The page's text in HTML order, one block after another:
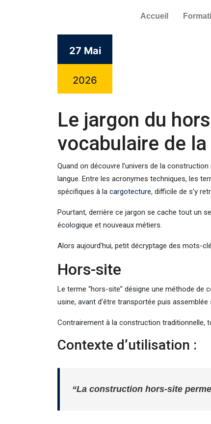
Accueil
27 Mai
2026
Le jargon du
vocabulaire de
Quand on découvre l’univers de la
langue. Entre les acronymes techniques, les
spécifiques à la cargotecture, difficile de s’y
Pourtant, derrière ce jargon se cache tout un
écologique et nouveaux métiers.
Alors aujourd’hui, petit décryptage des mots-
Hors-site
Le terme “hors-site” désigne une méthode de
usine, avant d’être transportée puis assemblée
Contrairement à la construction traditionnelle,
Contexte d’utilisation :
“La construction hors-site